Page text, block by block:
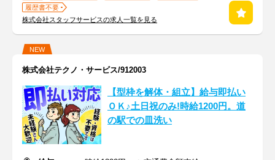
履歴書不要
株式会社スタッフサービスの求人一覧を見る
NEW
株式会社テクノ・サービス/912003
【型枠を解体・組立】給与即払い
ＯＫ♪土日祝のみ!時給1200円。道
の駅での皿洗い